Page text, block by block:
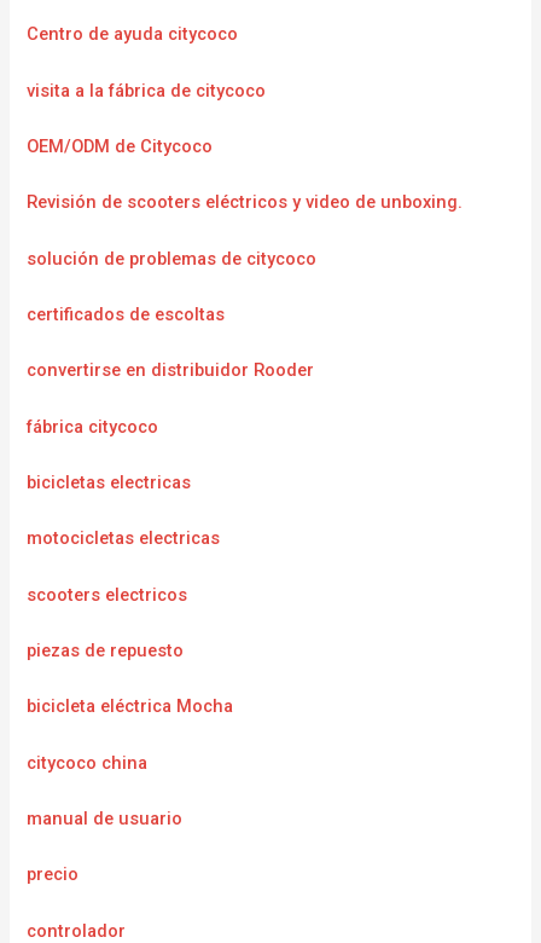
Centro de ayuda citycoco
visita a la fábrica de citycoco
OEM/ODM de Citycoco
Revisión de scooters eléctricos y video de unboxing.
solución de problemas de citycoco
certificados de escoltas
convertirse en distribuidor Rooder
fábrica citycoco
bicicletas electricas
motocicletas electricas
scooters electricos
piezas de repuesto
bicicleta eléctrica Mocha
citycoco china
manual de usuario
precio
controlador